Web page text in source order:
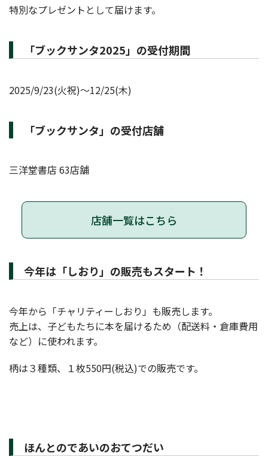
特別なプレゼントとして届けます。
「ブックサンタ2025」の受付期間
2025/9/23(火祝)～12/25(木)
「ブックサンタ」の受付店舗
三洋堂書店 63店舗
店舗一覧はこちら
今年は「しおり」の販売もスタート！
今年から「チャリティーしおり」も販売します。
売上は、子どもたちに本を届けるため（配送料・倉庫費用
など）に使われます。
柄は３種類、１枚550円(税込)での販売です。
ほんとのであいのおてつだい